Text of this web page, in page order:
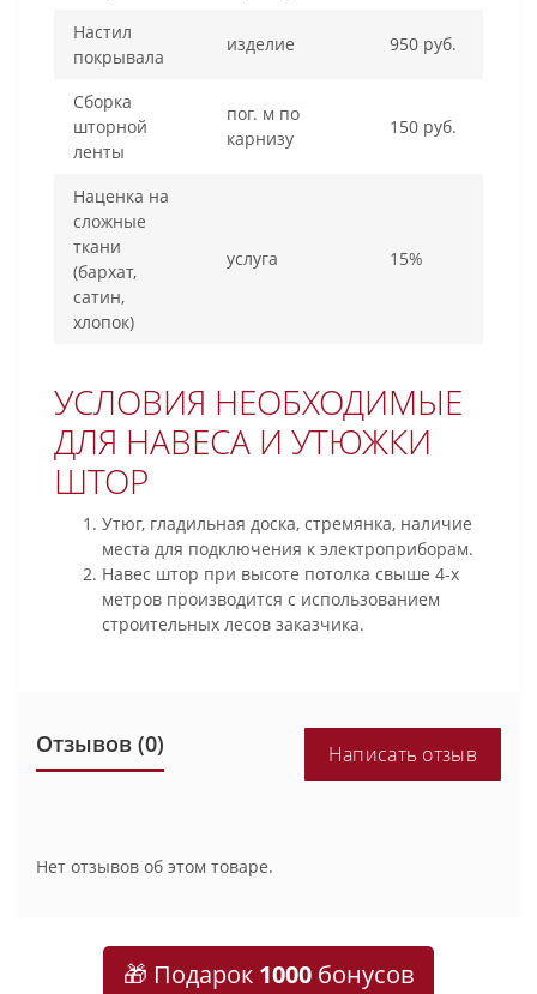
Настил
покрывала
изделие 950 руб.
Сборка
шторной
ленты
пог. м по
карнизу
150 руб.
Наценка на
сложные
ткани
(бархат,
сатин,
хлопок)
услуга 15%
УСЛОВИЯ НЕОБХОДИМЫЕ
ДЛЯ НАВЕСА И УТЮЖКИ
ШТОР
Утюг, гладильная доска, стремянка, наличие
места для подключения к электроприборам.
Навес штор при высоте потолка свыше 4-х
метров производится с использованием
строительных лесов заказчика.
Отзывов (0) Написать отзыв
Нет отзывов об этом товаре.
🎁 Подарок 1000 бонусов